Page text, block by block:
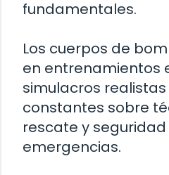
fundamentales.
Los cuerpos de
en entrenamientos
simulacros
constantes sobre
rescate y
emergencias.